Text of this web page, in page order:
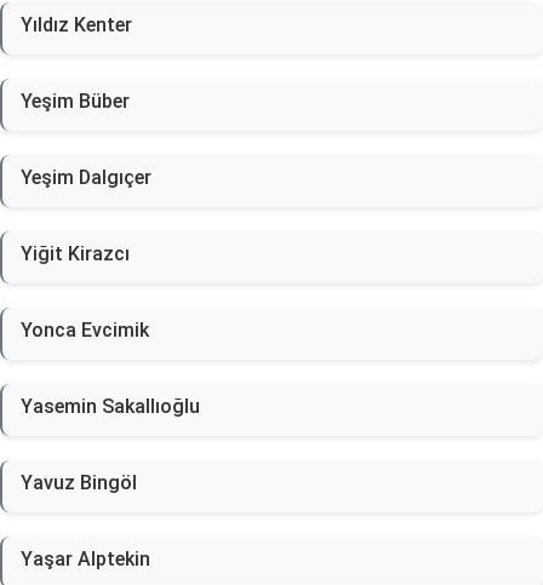
Yıldız Kenter
Yeşim Büber
Yeşim Dalgıçer
Yiğit Kirazcı
Yonca Evcimik
Yasemin Sakallıoğlu
Yavuz Bingöl
Yaşar Alptekin